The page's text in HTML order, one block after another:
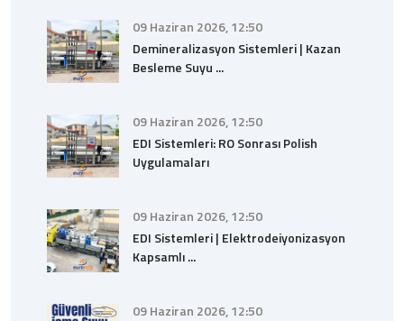
09 Haziran 2026, 12:50
Demineralizasyon Sistemleri | Kazan
Besleme Suyu ...
09 Haziran 2026, 12:50
EDI Sistemleri: RO Sonrası Polish
Uygulamaları
09 Haziran 2026, 12:50
EDI Sistemleri | Elektrodeiyonizasyon
Kapsamlı ...
09 Haziran 2026, 12:50